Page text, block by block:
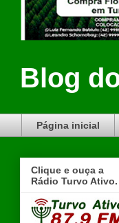
Blog
Página inicial
Clique e ouça a
Rádio Turvo Ativo.